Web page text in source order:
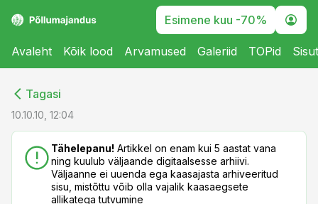
Esimene kuu -70%
Avaleht Kõik lood Arvamused Galeriid TOPid
Tagasi
10.10.10, 12:04
Tähelepanu! Artikkel on enam kui 5 aastat vana
ning kuulub väljaande digitaalsesse arhiivi.
Väljaanne ei uuenda ega kaasajasta arhiveeritud
sisu, mistõttu võib olla vajalik kaasaegsete
allikatega tutvumine